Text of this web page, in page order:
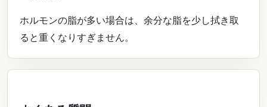
ホルモンの脂が多い場合は、余分な脂を少し拭き取
ると重くなりすぎません。